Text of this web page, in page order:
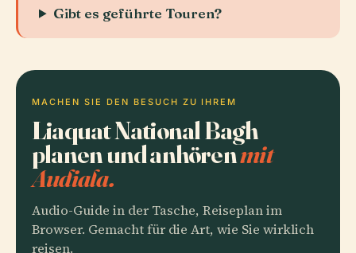
Gibt es geführte Touren?
MACHEN SIE DEN BESUCH ZU IHREM
Liaquat National Bagh
planen und anhörenmit
Audiala.
Audio-Guide in der Tasche, Reiseplan im
Browser. Gemacht für die Art, wie Sie wirklich
reisen.